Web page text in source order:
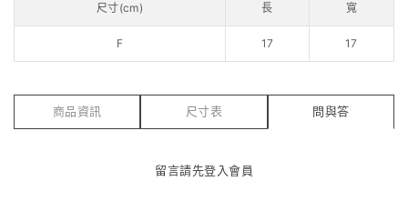
尺寸(cm) 長 寬
F 17 17
商品資訊 尺寸表 問與答
留言請先登入會員